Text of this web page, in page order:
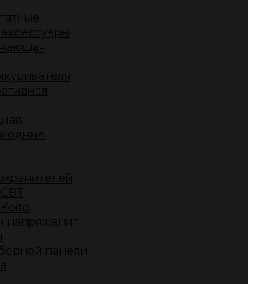
напряжения
панели